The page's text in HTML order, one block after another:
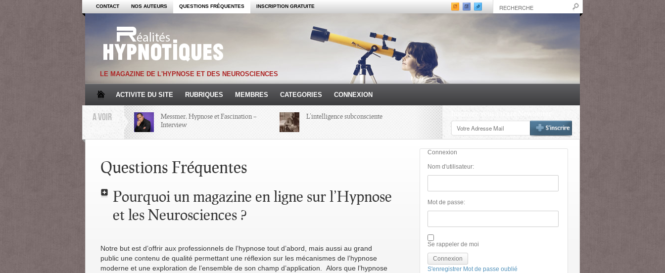
CONTACT NOS AUTEURS QUESTIONS FRÉQUENTES INSCRIPTION GRATUITE
LE MAGAZINE DE L'HYPNOSE ET DES NEUROSCIENCES
ACTIVITE DU SITE RUBRIQUES MEMBRES CATEGORIES CONNEXION
A VOIR
Messmer, Hypnose et Fascination –
Interview
L’intelligence subconsciente Inscrivez-vous à notre Newsletter
Questions Fréquentes
Pourquoi un magazine en ligne sur l’Hypnose
et les Neurosciences ?
Notre but est d’offrir aux professionnels de l’hypnose tout d’abord, mais aussi au grand
public une contenu de qualité permettant une réflexion sur les mécanismes de l’hypnose
moderne et une exploration de l’ensemble de son champ d’application. Alors que l’hypnose
Connexion
Nom d'utilisateur:
Mot de passe:
Se rappeler de moi
Connexion
S'enregistrer Mot de passe oublié